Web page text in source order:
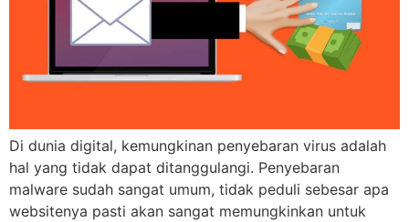
Di dunia digital, kemungkinan penyebaran virus adalah
hal yang tidak dapat ditanggulangi. Penyebaran
malware sudah sangat umum, tidak peduli sebesar apa
websitenya pasti akan sangat memungkinkan untuk